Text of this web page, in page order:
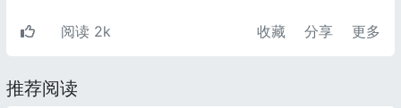
阅读 2k 收藏 分享 更多
推荐阅读